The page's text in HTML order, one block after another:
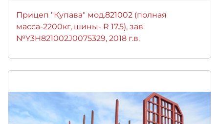
Прицеп "Купава" мод.821002 (полная
масса-2200кг, шины- R 17.5), зав.
№Y3H821002J0075329, 2018 г.в.